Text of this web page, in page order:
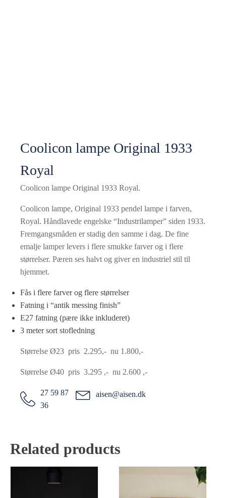
Coolicon lampe Original 1933
Royal
Coolicon lampe Original 1933 Royal.
Coolicon lampe, Original 1933 pendel lampe i farven,
Royal. Håndlavede engelske “Industrilamper” siden 1933.
Fremgangsmåden er stadig den samme i dag. De fine
emalje lamper levers i flere smukke farver og i flere
størrelser. Pæren ses halvt og giver en industriel stil til
hjemmet.
Fås i flere farver og flere størrelser
Fatning i “antik messing finish”
E27 fatning (pære ikke inkluderet)
3 meter sort stofledning
Størrelse Ø23 pris 2.295,- nu 1.800,-
Størrelse Ø40 pris 3.295 ,- nu 2.600 ,-
27 59 87
36
aisen@aisen.dk
Related products